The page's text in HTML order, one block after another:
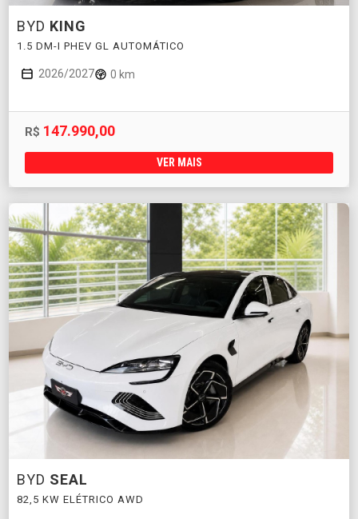
BYD KING
1.5 DM-I PHEV GL AUTOMÁTICO
2026/2027 0 km
R$ 147.990,00
VER MAIS
BYD SEAL
82,5 KW ELÉTRICO AWD